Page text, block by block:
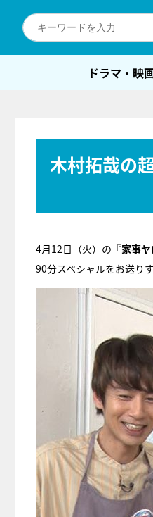
ドラマ・映
木村拓哉の
4月12日（火）の『家事
90分スペシャルをお送りす